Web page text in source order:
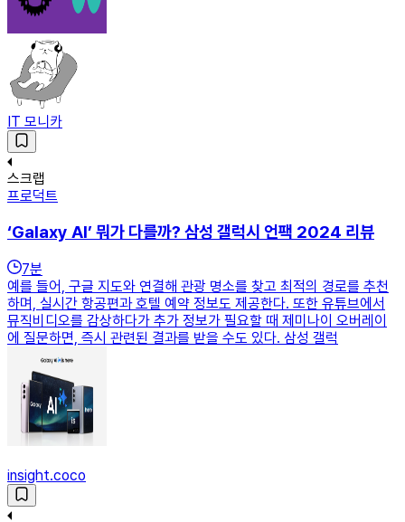
IT 모니카
스크랩
프로덕트
‘Galaxy AI’ 뭐가 다를까? 삼성 갤럭시 언팩 2024 리뷰
7분
예를 들어, 구글 지도와 연결해 관광 명소를 찾고 최적의 경로를 추천
하며, 실시간 항공편과 호텔 예약 정보도 제공한다. 또한 유튜브에서
뮤직비디오를 감상하다가 추가 정보가 필요할 때 제미나이 오버레이
에 질문하면, 즉시 관련된 결과를 받을 수도 있다. 삼성 갤럭
insight.coco